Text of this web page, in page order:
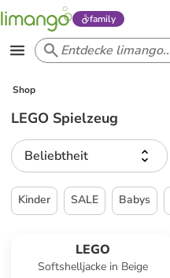
family
Shop
LEGO Spielzeug
Beliebtheit
Kinder SALE Babys
LEGO
Softshelljacke in Beige